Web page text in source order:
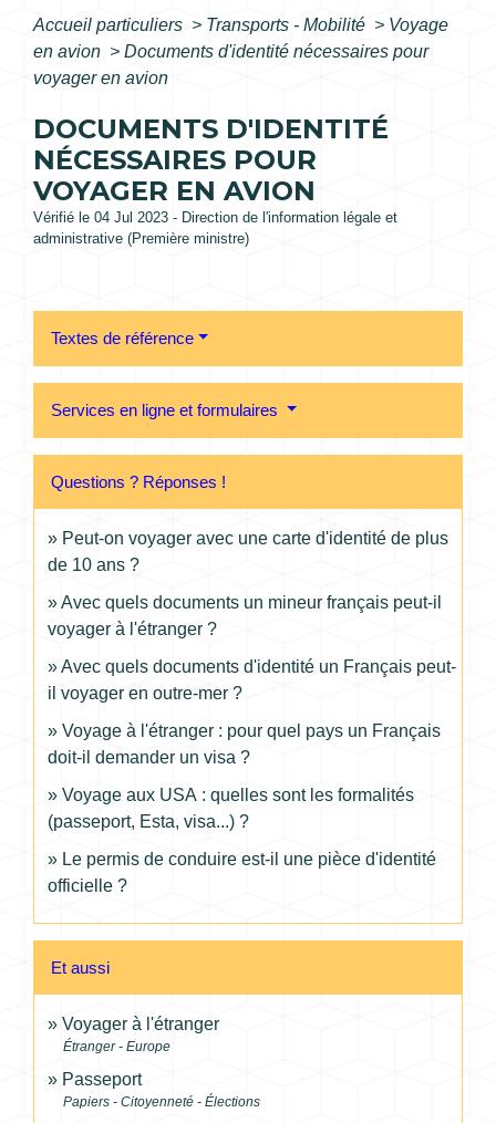
Accueil particuliers > Transports - Mobilité > Voyage
en avion > Documents d'identité nécessaires pour
voyager en avion
DOCUMENTS D'IDENTITÉ
NÉCESSAIRES POUR
VOYAGER EN AVION
Vérifié le 04 Jul 2023 - Direction de l'information légale et
administrative (Première ministre)
Textes de référence
Services en ligne et formulaires
Questions ? Réponses !
Peut-on voyager avec une carte d'identité de plus
de 10 ans ?
Avec quels documents un mineur français peut-il
voyager à l'étranger ?
Avec quels documents d'identité un Français peut-
il voyager en outre-mer ?
Voyage à l'étranger : pour quel pays un Français
doit-il demander un visa ?
Voyage aux USA : quelles sont les formalités
(passeport, Esta, visa...) ?
Le permis de conduire est-il une pièce d'identité
officielle ?
Et aussi
Voyager à l'étranger
Étranger - Europe
Passeport
Papiers - Citoyenneté - Élections